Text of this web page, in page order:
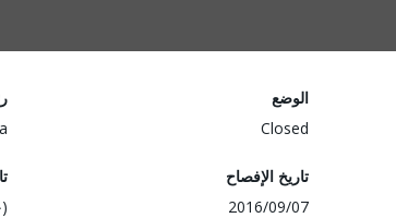
الوضع
Closed
تاريخ الإفصاح
2016/09/07